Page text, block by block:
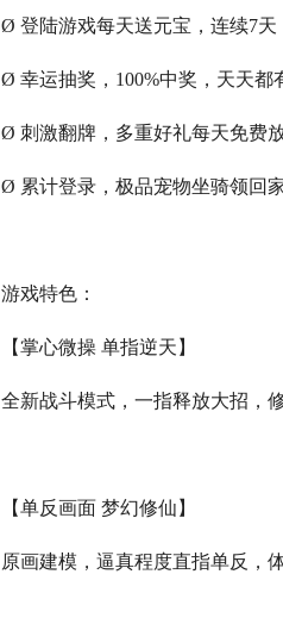
Ø 登陆游戏每天送元宝，连续7天
Ø 幸运抽奖，100%中奖，天天都
Ø 刺激翻牌，多重好礼每天免费放
Ø 累计登录，极品宠物坐骑领回家
游戏特色：
【掌心微操 单指逆天】
全新战斗模式，一指释放大招，
【单反画面 梦幻修仙】
原画建模，逼真程度直指单反，